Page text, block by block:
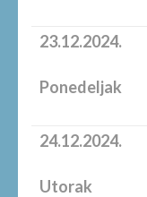
23.12.2024.
Ponedeljak
24.12.2024.
Utorak